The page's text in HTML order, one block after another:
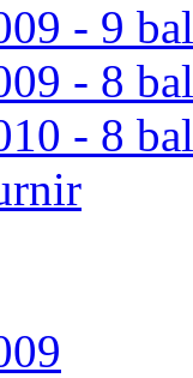
- 9
- 8
- 8